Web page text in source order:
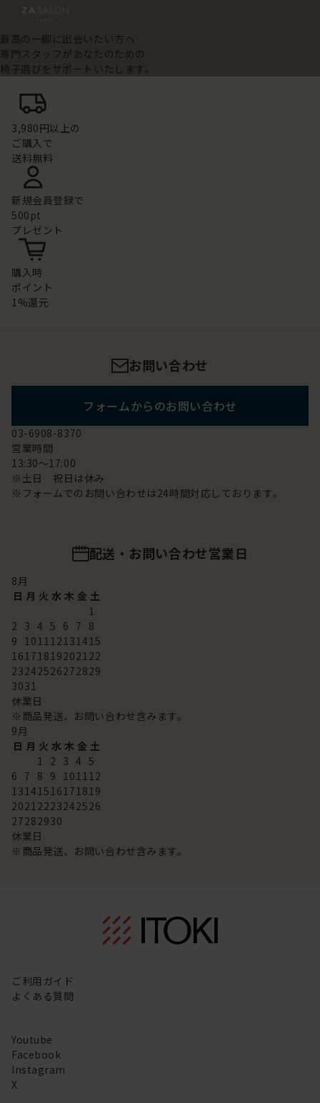
最高の一脚に出会いたい方へ
専門スタッフがあなたのための
椅子選びをサポートいたします。
3,980円以上の
ご購入で
送料無料
新規会員登録で
500pt
プレゼント
購入時
ポイント
1%還元
お問い合わせ
フォームからのお問い合わせ
03-6908-8370
営業時間
13:30～17:00
※土日 祝日は休み
※フォームでのお問い合わせは24時間対応しております。
配送・お問い合わせ営業日
8月
日 月 火 水 木 金 土
1
2 3 4 5 6 7 8
9 101112131415
16171819202122
23242526272829
3031
休業日
※商品発送、お問い合わせ含みます。
9月
日 月 火 水 木 金 土
1 2 3 4 5
6 7 8 9 101112
13141516171819
20212223242526
27282930
休業日
※商品発送、お問い合わせ含みます。
ご利用ガイド
よくある質問
Youtube
Facebook
Instagram
X